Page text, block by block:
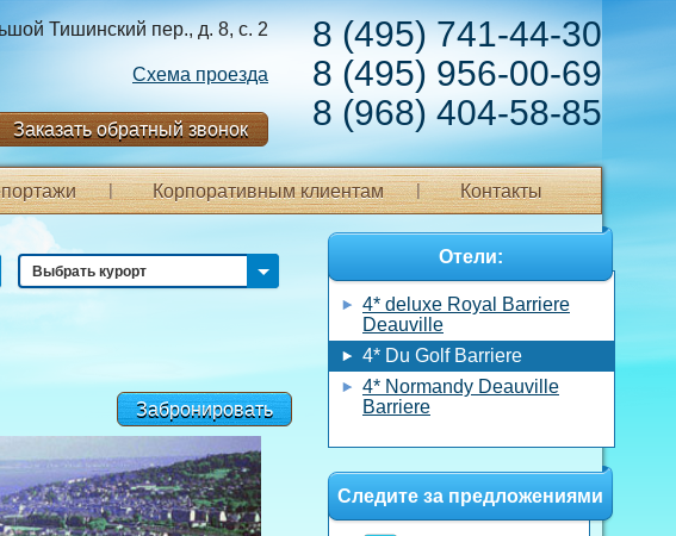
8 (495) 741-44-30
8 (495) 956-00-69
8 (968) 404-58-85
Тишинский пер., д. 8, с. 2
Схема проезда
Заказать обратный звонок
Корпоративным клиентам Контакты
Выбрать курорт
Забронировать
Отели:
4* deluxe Royal Barriere
Deauville
4* Du Golf Barriere
4* Normandy Deauville
Barriere
Следите за предложениями